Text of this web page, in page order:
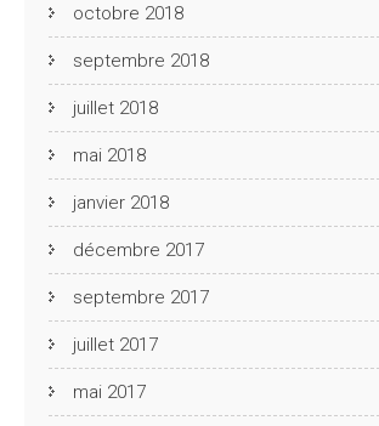
octobre 2018
septembre 2018
juillet 2018
mai 2018
janvier 2018
décembre 2017
septembre 2017
juillet 2017
mai 2017